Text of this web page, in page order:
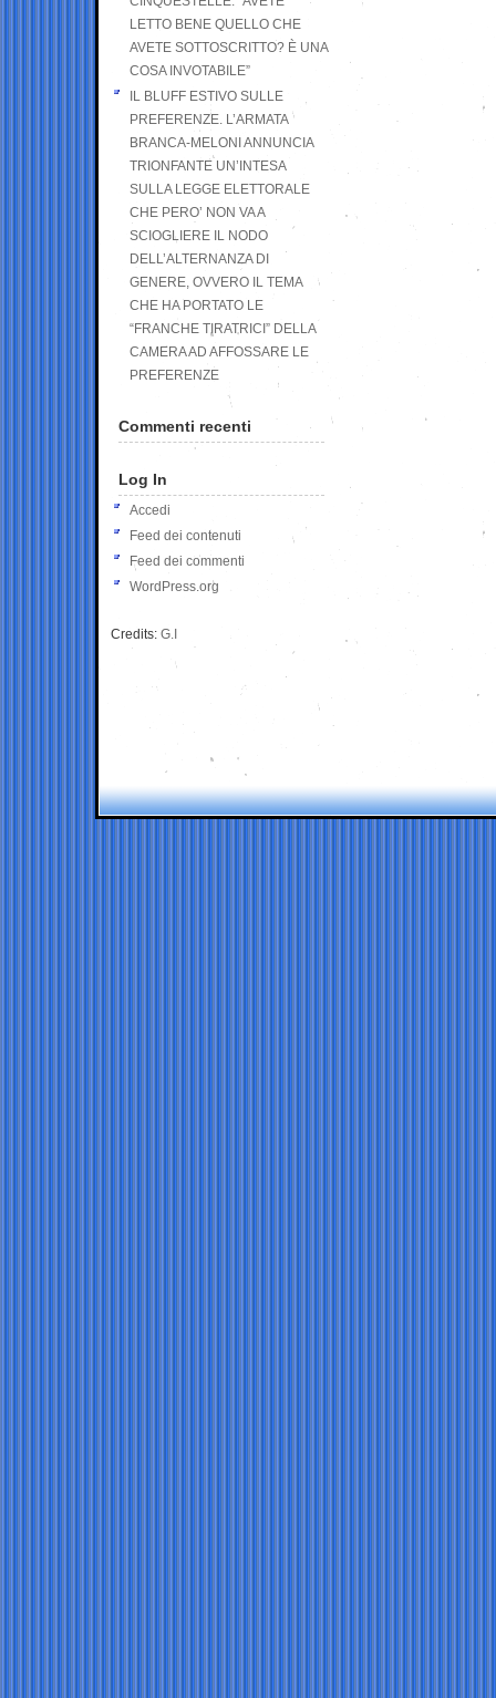
LETTO BENE QUELLO CHE
AVETE SOTTOSCRITTO? È UNA
COSA INVOTABILE”
IL BLUFF ESTIVO SULLE
PREFERENZE. L’ARMATA
BRANCA-MELONI ANNUNCIA
TRIONFANTE UN’INTESA
SULLA LEGGE ELETTORALE
CHE PERO’ NON VA A
SCIOGLIERE IL NODO
DELL’ALTERNANZA DI
GENERE, OVVERO IL TEMA
CHE HA PORTATO LE
“FRANCHE TIRATRICI” DELLA
CAMERA AD AFFOSSARE LE
PREFERENZE
Commenti recenti
Log In
Accedi
Feed dei contenuti
Feed dei commenti
WordPress.org
Credits: G.I